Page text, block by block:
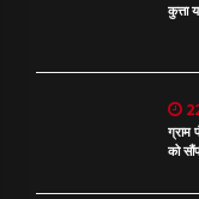
कुत्ता
ग्राम
को